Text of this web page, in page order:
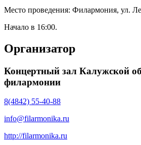
Место проведения: Филармония, ул.
Начало в 16:00.
Организатор
Концертный зал Калужской
филармонии
8(4842) 55-40-88
info@filarmonika.ru
http://filarmonika.ru